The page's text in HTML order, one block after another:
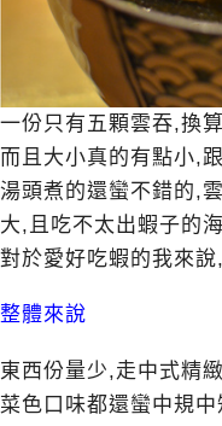
一份只有五顆雲吞,換
而且大小真的有點小,
湯頭煮的還蠻不錯的,
大,且吃不太出蝦子的
對於愛好吃蝦的我來
整體來說
東西份量少,走中式精
菜色口味都還蠻中規